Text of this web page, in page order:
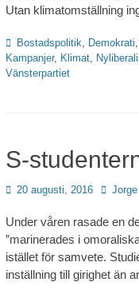
Utan klimatomställning
Kategorier
Bostadspolitik Demokrati
Kampanjer, Klimat
Vänsterpartiet
S-
Publicerad
20 augusti, 2016 Jorge
Under våren rasade en
”marinerades i
istället för samvete.
inställning till girighet än